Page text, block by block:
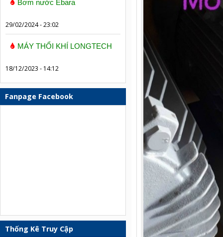
Bơm nước Ebara
29/02/2024 - 23:02
MÁY THỔI KHÍ LONGTECH
18/12/2023 - 14:12
Fanpage Facebook
Thống Kê Truy Cập